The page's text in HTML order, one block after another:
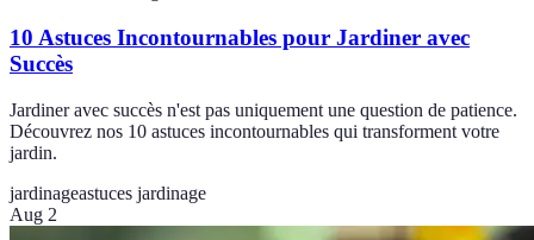
10 Astuces Incontournables pour Jardiner avec
Succès
Jardiner avec succès n'est pas uniquement une question de patience.
Découvrez nos 10 astuces incontournables qui transforment votre
jardin.
jardinageastuces jardinage
Aug 2